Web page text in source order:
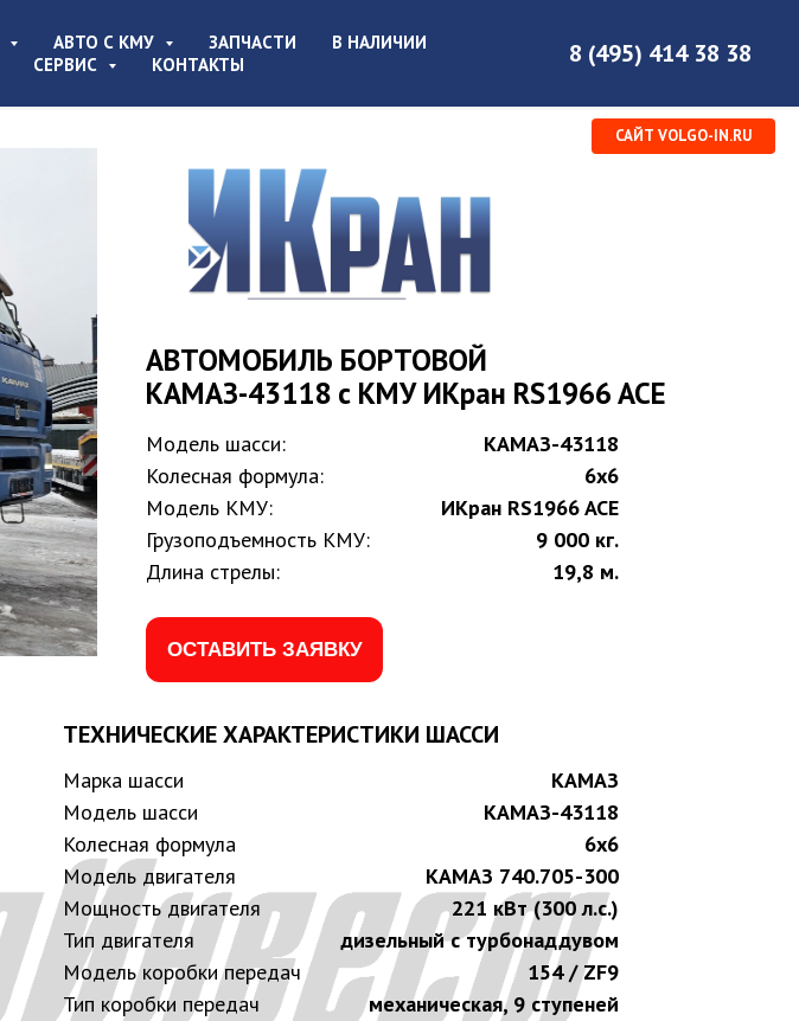
АВТО С КМУ ЗАПЧАСТИ
В НАЛИЧИИ
СЕРВИС КОНТАКТЫ 8 (495) 414 38 38
САЙТ VOLGO-IN.RU
АВТОМОБИЛЬ БОРТОВОЙ
КАМАЗ-43118 с КМУ ИКран RS1966 ACE
Модель шасси:
Колесная формула:
Модель КМУ:
Грузоподъемность КМУ:
Длина стрелы:
КАМАЗ-43118
6х6
ИКран RS1966 ACE
9 000 кг.
19,8 м.
ОСТАВИТЬ ЗАЯВКУ
ТЕХНИЧЕСКИЕ ХАРАКТЕРИСТИКИ ШАССИ
Марка шасси
Модель шасси
Колесная формула
Модель двигателя
Мощность двигателя
Тип двигателя
Модель коробки передач
Тип коробки передач
КАМАЗ
КАМАЗ-43118
6х6
КАМАЗ 740.705-300
221 кВт (300 л.с.)
дизельный с турбонаддувом
154 / ZF9
механическая, 9 ступеней